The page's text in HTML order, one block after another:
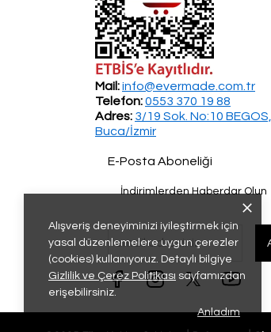
Alışveriş deneyiminizi iyileştirmek için
yasal düzenlemelere uygun çerezler
(cookies) kullanıyoruz. Detaylı bilgiye
Gizlilik ve Çerez Politikası sayfamızdan
erişebilirsiniz.
Anladım
Mail:info@evermade.com.tr
Telefon:0553 370 19 88
Adres: 3/19 Sok. No:10
Buca/İzmir
E-Posta Aboneliği
İndirimlerden Haberdar Olun